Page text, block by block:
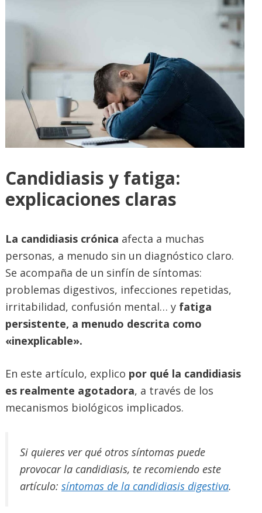
Candidiasis y fatiga:
explicaciones claras
La candidiasis crónica afecta a muchas
personas, a menudo sin un diagnóstico claro.
Se acompaña de un sinfín de síntomas:
problemas digestivos, infecciones repetidas,
irritabilidad, confusión mental… y fatiga
persistente, a menudo descrita como
«inexplicable».
En este artículo, explico por qué la candidiasis
es realmente agotadora, a través de los
mecanismos biológicos implicados.
Si quieres ver qué otros síntomas puede
provocar la candidiasis, te recomiendo este
artículo: síntomas de la candidiasis digestiva.